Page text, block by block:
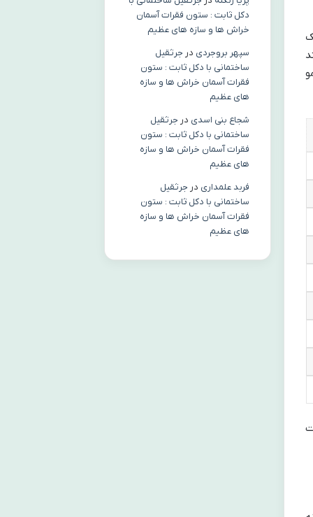
۱۰۰ گرم لیمو
دکل ثابت : ستون فقرات آسمان
خراش ها و سازه های عظیم
سپهر بروجردی در جرثقیل
ساختمانی با دکل ثابت : ستون
فقرات آسمان خراش ها و سازه
های عظیم
شجاع بنی اسدی در جرثقیل
ساختمانی با دکل ثابت : ستون
فقرات آسمان خراش ها و سازه
های عظیم
فربد علمداری در جرثقیل
ساختمانی با دکل ثابت : ستون
فقرات آسمان خراش ها و سازه
های عظیم